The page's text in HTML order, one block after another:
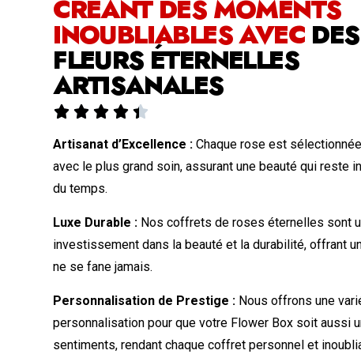
CRÉANT DES MOMENTS
INOUBLIABLES AVEC DES
FLEURS ÉTERNELLES
ARTISANALES
    
Artisanat d’Excellence : Chaque rose est
avec le plus grand soin, assurant une beauté qui reste
du temps.
Luxe Durable : Nos coffrets de roses éternelles sont
investissement dans la beauté et la durabilité, offrant
ne se fane jamais.
Personnalisation de Prestige : Nous offrons une
personnalisation pour que votre Flower Box soit aussi
sentiments, rendant chaque coffret personnel et